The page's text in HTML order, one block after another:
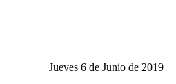
Jueves 6 de Junio de 2019